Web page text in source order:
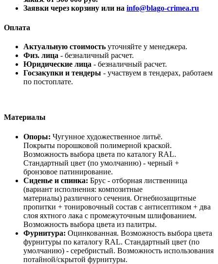
Заявки через корзину или на info@blago-crimea.ru
Оплата
Актуальную стоимость уточняйте у менеджера.
Физ. лица - безналичный расчет.
Юридические лица - безналичный расчет.
Госзакупки и тендеры - участвуем в тендерах, работаем
по постоплате.
Материалы
Опоры: Чугунное художественное литьё.
Покрыты порошковой полимерной краской.
Возможность выбора цвета по каталогу RAL.
Стандартный цвет (по умолчанию) - черный +
бронзовое патинирование.
Сиденье и спинка: Брус - отборная лиственница
(вариант исполнения: композитные
материалы) различного сечения. Огнебиозащитные
пропитки + тонировочный состав с антисептиком + два
слоя яхтного лака с промежуточным шлифованием.
Возможность выбора цвета из палитры.
Фурнитура: Оцинкованная. Возможность выбора цвета
фурнитуры по каталогу RAL. Стандартный цвет (по
умолчанию) - серебристый. Возможность использования
потайной/скрытой фурнитуры.